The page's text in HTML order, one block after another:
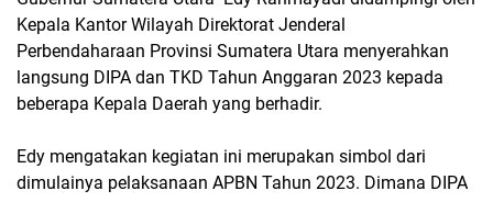
Kepala Kantor Wilayah Direktorat Jenderal
Perbendaharaan Provinsi Sumatera Utara menyerahkan
langsung DIPA dan TKD Tahun Anggaran 2023 kepada
beberapa Kepala Daerah yang berhadir.
Edy mengatakan kegiatan ini merupakan simbol dari
dimulainya pelaksanaan APBN Tahun 2023. Dimana DIPA